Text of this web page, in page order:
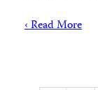
Read More ›